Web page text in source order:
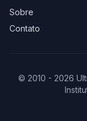
Sobre
Contato
© 2010 - 2026